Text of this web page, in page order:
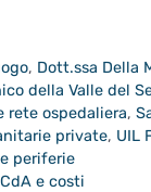
, Dott.ssa Della
della Valle del
rete ospedaliera,
private, UIL
periferie
e costi